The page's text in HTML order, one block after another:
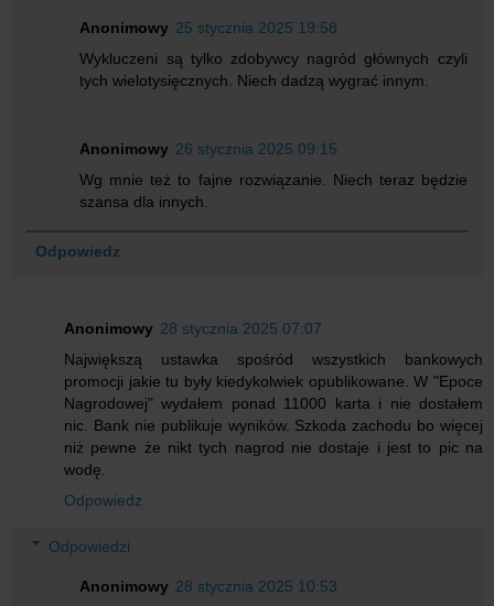
Anonimowy 25 stycznia 2025 19:58
Wykluczeni są tylko zdobywcy nagród głównych czyli
tych wielotysięcznych. Niech dadzą wygrać innym.
Anonimowy 26 stycznia 2025 09:15
Wg mnie też to fajne rozwiązanie. Niech teraz będzie
szansa dla innych.
Odpowiedz
Anonimowy 28 stycznia 2025 07:07
Największą ustawka spośród wszystkich bankowych
promocji jakie tu były kiedykolwiek opublikowane. W "Epoce
Nagrodowej" wydałem ponad 11000 karta i nie dostałem
nic. Bank nie publikuje wyników. Szkoda zachodu bo więcej
niż pewne że nikt tych nagrod nie dostaje i jest to pic na
wodę.
Odpowiedz
Odpowiedzi
Anonimowy 28 stycznia 2025 10:53